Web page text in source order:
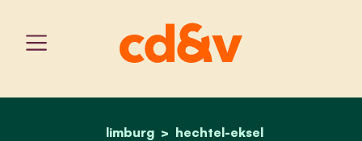
home
limburg
hechtel-eksel
gemeenteraad